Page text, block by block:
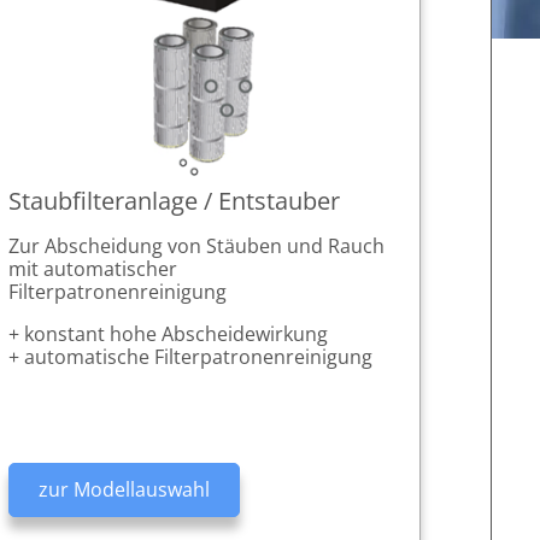
Staubfilteranlage / Entstauber
Zur Abscheidung von Stäuben und Rauch
mit automatischer
Filterpatronenreinigung
+ konstant hohe Abscheidewirkung
+ automatische Filterpatronenreinigung
zur Modellauswahl
Daten
oder
Wenn